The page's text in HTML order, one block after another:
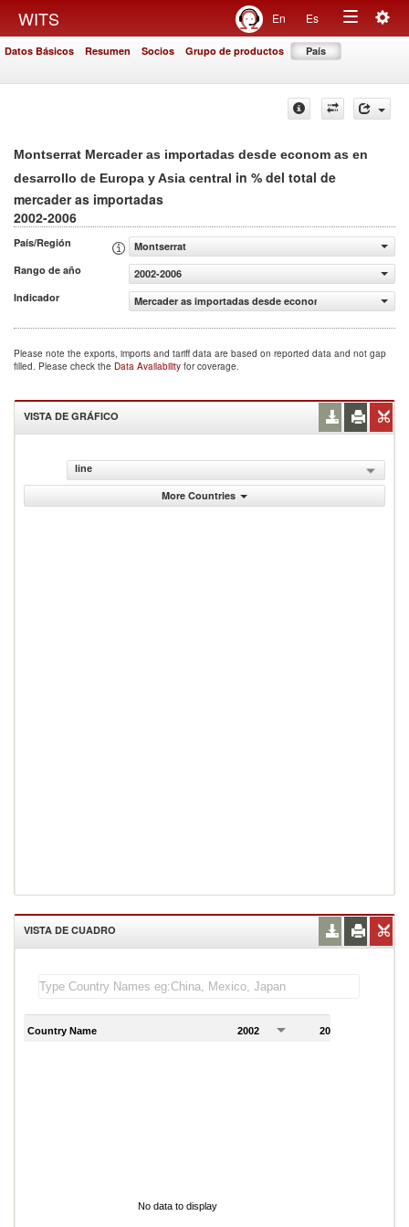
WITS En Es
Toggle
Datos Básicos Resumen Socios Grupo de productos País
Montserrat Mercader as importadas desde econom as en
desarrollo de Europa y Asia central in % del total de
mercader as importadas
2002-2006
País/Región
Montserrat
Rango de año
2002-2006
Indicador
Mercader as importadas desde econom as en
Please note the exports, imports and tariff data are based on reported data and not gap
filled. Please check the Data Availability for coverage.
VISTA DE GRÁFICO
line
More Countries
VISTA DE CUADRO
Country Name 2002 2003
No data to display